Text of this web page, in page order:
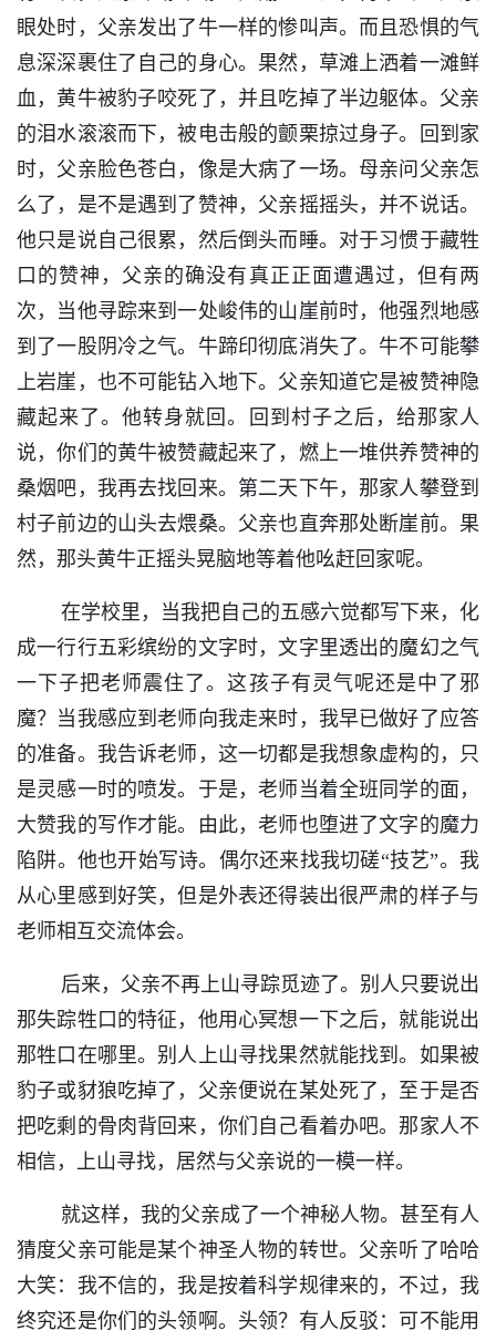
眼处时，父亲发出了牛一样的惨叫声。而且恐惧的气
息深深裹住了自己的身心。果然，草滩上洒着一滩鲜
血，黄牛被豹子咬死了，并且吃掉了半边躯体。父亲
的泪水滚滚而下，被电击般的颤栗掠过身子。回到家
时，父亲脸色苍白，像是大病了一场。母亲问父亲怎
么了，是不是遇到了赞神，父亲摇摇头，并不说话。
他只是说自己很累，然后倒头而睡。对于习惯于藏牲
口的赞神，父亲的确没有真正正面遭遇过，但有两
次，当他寻踪来到一处峻伟的山崖前时，他强烈地感
到了一股阴冷之气。牛蹄印彻底消失了。牛不可能攀
上岩崖，也不可能钻入地下。父亲知道它是被赞神隐
藏起来了。他转身就回。回到村子之后，给那家人
说，你们的黄牛被赞藏起来了，燃上一堆供养赞神的
桑烟吧，我再去找回来。第二天下午，那家人攀登到
村子前边的山头去煨桑。父亲也直奔那处断崖前。果
然，那头黄牛正摇头晃脑地等着他吆赶回家呢。
在学校里，当我把自己的五感六觉都写下来，化
成一行行五彩缤纷的文字时，文字里透出的魔幻之气
一下子把老师震住了。这孩子有灵气呢还是中了邪
魔？当我感应到老师向我走来时，我早已做好了应答
的准备。我告诉老师，这一切都是我想象虚构的，只
是灵感一时的喷发。于是，老师当着全班同学的面，
大赞我的写作才能。由此，老师也堕进了文字的魔力
陷阱。他也开始写诗。偶尔还来找我切磋“技艺”。我
从心里感到好笑，但是外表还得装出很严肃的样子与
老师相互交流体会。
后来，父亲不再上山寻踪觅迹了。别人只要说出
那失踪牲口的特征，他用心冥想一下之后，就能说出
那牲口在哪里。别人上山寻找果然就能找到。如果被
豹子或豺狼吃掉了，父亲便说在某处死了，至于是否
把吃剩的骨肉背回来，你们自己看着办吧。那家人不
相信，上山寻找，居然与父亲说的一模一样。
就这样，我的父亲成了一个神秘人物。甚至有人
猜度父亲可能是某个神圣人物的转世。父亲听了哈哈
大笑：我不信的，我是按着科学规律来的，不过，我
终究还是你们的头领啊。头领？有人反驳：可不能用